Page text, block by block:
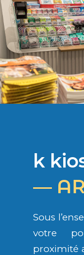
k
—
Sous
votre
proximité